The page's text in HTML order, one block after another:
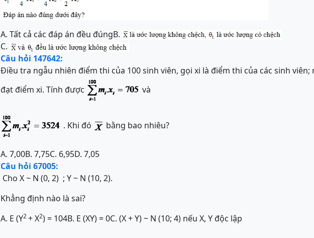
A. Tất cả các đáp án đều đúngB.
C.
Câu hỏi 147642:
Điều tra ngẫu nhiên điểm thi của 100 sinh viên, gọi xi là điểm thi của các sinh
đạt điểm xi. Tính được
và
. Khi đó bằng bao nhiêu?
A. 7,00B. 7,75C. 6,95D. 7,05
Câu hỏi 67005:
Cho X ~ N (0, 2) ; Y ~ N (10, 2).
Khẳng định nào là sai?
A. E (Y2+ X2) = 104B. E (XY) = 0C. (X + Y) ~ N (10; 4) nếu X, Y độc lập